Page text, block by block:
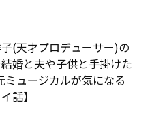
(天才プロデューサー)の
婚と夫や子供と手掛けた
ミュージカルが気になる
話】